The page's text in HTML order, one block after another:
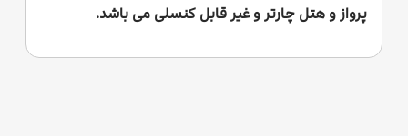
پرواز و هتل چارتر و غیر قابل کنسلی می باشد.